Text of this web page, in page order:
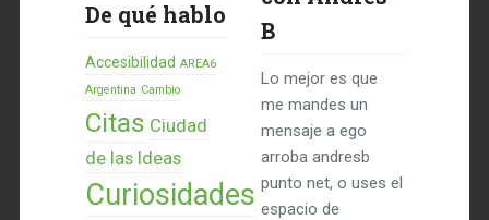
De qué hablo
Accesibilidad AREA6
Argentina Cambio
Citas Ciudad
de las Ideas
Curiosidades
B
Lo mejor es que
me mandes un
mensaje a ego
arroba andresb
punto net, o uses el
espacio de